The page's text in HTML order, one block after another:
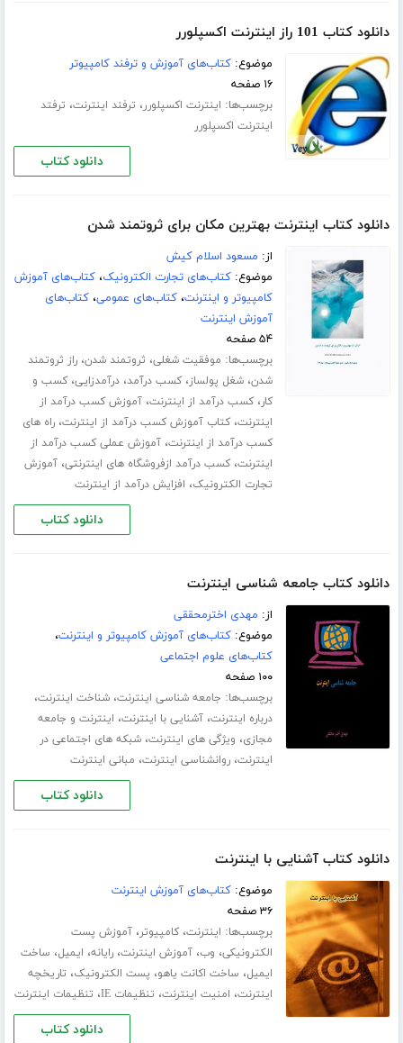
دانلود کتاب 101 راز اینترنت اکسپلورر
موضوع:کتاب‌های آموزش و ترفند کامپیوتر
۱۶ صفحه
برچسب‌ها: اینترنت اکسپلورر، ترفند اینترنت، ترفتد
اینترنت اکسپلورر
دانلود کتاب
دانلود کتاب اینترنت بهترین مکان برای ثروتمند شدن
از: مسعود اسلام کیش
موضوع:کتاب‌های تجارت الکترونیک،کتاب‌های آموزش
کامپیوتر و اینترنت،کتاب‌های عمومی،کتاب‌های
آموزش اینترنت
۵۴ صفحه
برچسب‌ها: موفقیت شغلی، ثروتمند شدن،راز ثروتمند
شدن،شغل پولساز،کسب درآمد،درآمدزایی،کسب و
کار،کسب درآمد از اینترنت،آموزش کسب درآمد از
اینترنت،کتاب آموزش کسب درآمد از اینترنت،راه های
کسب درآمد از اینترنت،آموزش عملی کسب درآمد از
اینترنت،کسب درآمد ازفروشگاه های اینترنتی،آموزش
تجارت الکترونیک، افزایش درآمد از اینترنت
دانلود کتاب
دانلود کتاب جامعه شناسی اینترنت
از: مهدی اخترمحققی
موضوع:کتاب‌های آموزش کامپیوتر و اینترنت،
کتاب‌های علوم اجتماعی
۱۰۰ صفحه
برچسب‌ها: جامعه شناسی اینترنت،شناخت اینترنت،
درباره اینترنت،آشنایی با اینترنت، اینترنت و جامعه
مجازی، ویژگی های اینترنت،شبکه های اجتماعی در
اینترنت،روانشناسی اینترنت، مبانی اینترنت
دانلود کتاب
دانلود کتاب آشنایی با اینترنت
موضوع:کتاب‌های آموزش اینترنت
۳۶ صفحه
برچسب‌ها: اینترنت،کامپیوتر،آموزش پست
الکترونیکی، وب،آموزش اینترنت،رایانه، ایمیل، ساخت
ایمیل، ساخت اکانت یاهو، پست الکترونیک، تاریخچه
اینترنت، امنیت اینترنت، تنظیمات IE ، تنظیمات اینترنت
دانلود کتاب